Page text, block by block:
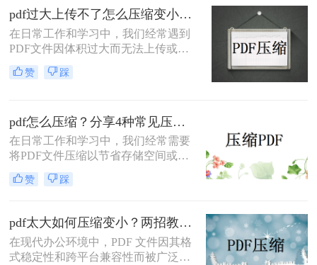
绍三种实用的PDF压缩方法，帮助您
轻松将PDF文件压缩得更小。
pdf过大上传不了怎么压缩变小？快来试试这3种压缩方法！
在日常工作和学习中，我们经常遇到
PDF文件因体积过大而无法上传或分
享的情况。那么pdf过大上传不了怎么
压缩变小呢？为了帮助您轻松应对这
赞 踩
pdf怎么压缩？分享4种常见压缩方法！
在日常工作和学习中，我们经常需要
将PDF文件压缩以节省存储空间或加
快传输速度。那么pdf怎么压缩呢？本
文将介绍几种常见的PDF压缩方法。
赞 踩
pdf太大如何压缩变小？两招教你轻松压缩！
在现代办公环境中，PDF 文件因其格
式稳定性和跨平台兼容性而被广泛使